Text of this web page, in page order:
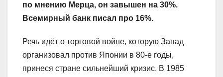
по мнению Мерца, он завышен на 30%.
Всемирный банк писал про 16%.
Речь идёт о торговой войне, которую Запад
организовал против Японии в 80-е годы,
принеся стране сильнейший кризис. В 1985